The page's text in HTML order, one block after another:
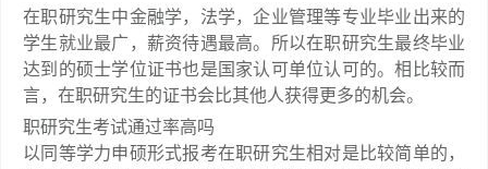
在职研究生中金融学，法学，企业管理等专业毕业出来的
学生就业最广，薪资待遇最高。所以在职研究生最终毕业
达到的硕士学位证书也是国家认可单位认可的。相比较而
言，在职研究生的证书会比其他人获得更多的机会。
职研究生考试通过率高吗
以同等学力申硕形式报考在职研究生相对是比较简单的，